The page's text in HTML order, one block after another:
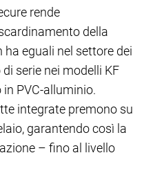
rende
della
eguali nel settore dei
serie nei modelli KF
in PVC-alluminio.
integrate premono su
garantendo così la
– fino al livello